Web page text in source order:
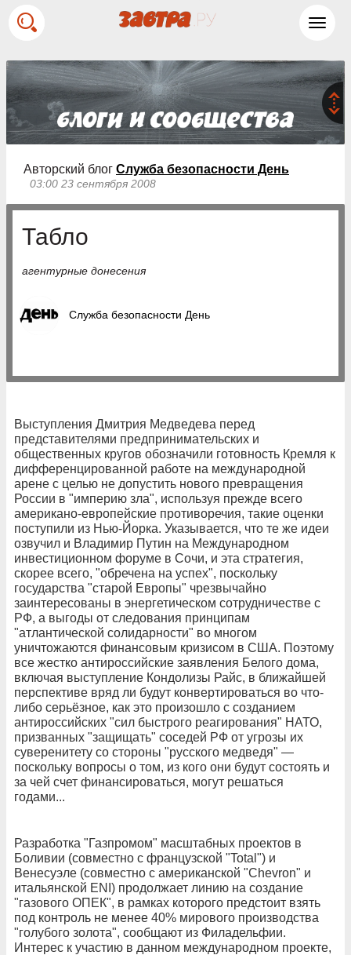
Авторский блог Служба безопасности День
03:00 23 сентября 2008
Табло
агентурные донесения
Служба безопасности День
Выступления Дмитрия Медведева перед
представителями предпринимательских и
общественных кругов обозначили готовность Кремля к
дифференцированной работе на международной
арене с целью не допустить нового превращения
России в "империю зла", используя прежде всего
американо-европейские противоречия, такие оценки
поступили из Нью-Йорка. Указывается, что те же идеи
озвучил и Владимир Путин на Международном
инвестиционном форуме в Сочи, и эта стратегия,
скорее всего, "обречена на успех", поскольку
государства "старой Европы" чрезвычайно
заинтересованы в энергетическом сотрудничестве с
РФ, а выгоды от следования принципам
"атлантической солидарности" во многом
уничтожаются финансовым кризисом в США. Поэтому
все жестко антироссийские заявления Белого дома,
включая выступление Кондолизы Райс, в ближайшей
перспективе вряд ли будут конвертироваться во что-
либо серьёзное, как это произошло с созданием
антироссийских "сил быстрого реагирования" НАТО,
призванных "защищать" соседей РФ от угрозы их
суверенитету со стороны "русского медведя" —
поскольку вопросы о том, из кого они будут состоять и
за чей счет финансироваться, могут решаться
годами...
Разработка "Газпромом" масштабных проектов в
Боливии (совместно с французской "Total") и
Венесуэле (совместно с американской "Chevron" и
итальянской ENI) продолжает линию на создание
"газового ОПЕК", в рамках которого предстоит взять
под контроль не менее 40% мирового производства
"голубого золота", сообщают из Филадельфии.
Интерес к участию в данном международном проекте,